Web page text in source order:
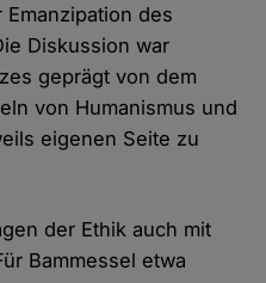
des
Diskussion war
geprägt von dem
von Humanismus und
eigenen Seite zu
der Ethik auch mit
Bammessel etwa